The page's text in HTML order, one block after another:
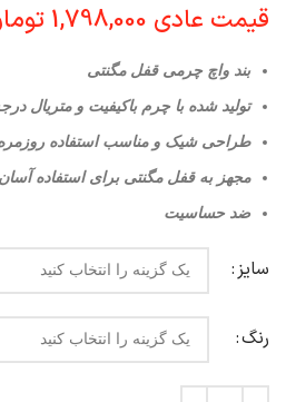
قیمت عادی 1,798,000
بند واچ چرمی قفل مگنتی
تولید شده با چرم باکیفیت و متریال
طراحی شیک و مناسب استفاده
مجهز به قفل مگنتی برای استفاده
ضد حساسیت
سایز
رنگ